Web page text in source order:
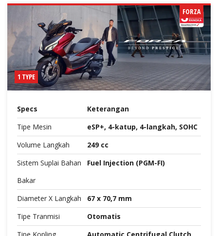
FORZA
1 TYPE
Specs
Keterangan
Tipe Mesin
eSP+, 4-katup, 4-langkah, SOHC
Volume Langkah
249 cc
Sistem Suplai Bahan
Bakar
Fuel Injection (PGM-FI)
Diameter X Langkah
67 x 70,7 mm
Tipe Tranmisi
Otomatis